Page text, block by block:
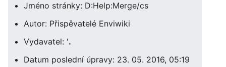
Jméno stránky: D:Help:Merge/cs
Autor: Přispěvatelé Enviwiki
Vydavatel: '.
Datum poslední úpravy: 23. 05. 2016, 05:19